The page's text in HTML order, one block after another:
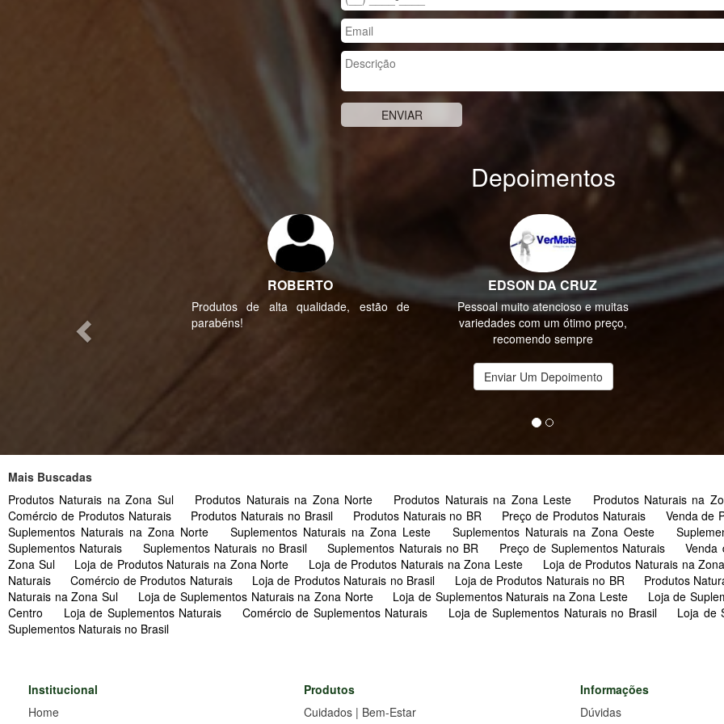
Depoimentos
EDSON DA CRUZ
Pessoal muito atencioso e muitas
variedades com um ótimo preço,
ROBERTO
Produtos de alta qualidade, estão de
parabéns!
Enviar Um Depoimento
Mais Buscadas
Produtos Naturais na Zona Sul
Produtos Naturais na Zona Norte Produtos Naturais na Zona Leste
Produtos Naturais na
Comércio de Produtos Naturais
Produtos Naturais no Brasil Produtos Naturais no BR Preço de Produtos Naturais
Venda de
Suplementos Naturais na Zona Norte
Suplementos Naturais na Zona Leste Suplementos Naturais na Zona Oeste
Suplementos Naturais
Suplementos Naturais no Brasil Suplementos Naturais no BR Preço de Suplementos Naturais
Venda
Zona Sul
Loja de Produtos Naturais na Zona Norte Loja de Produtos Naturais na Zona Leste
Loja de Produtos Naturais na
Naturais
Comércio de Produtos Naturais Loja de Produtos Naturais no Brasil Loja de Produtos Naturais no BR
Produtos
Naturais na Zona Sul
Loja de Suplementos Naturais na Zona Norte Loja de Suplementos Naturais na Zona Leste
Loja de
Centro
Loja de Suplementos Naturais Comércio de Suplementos Naturais Loja de Suplementos Naturais no Brasil
Loja de
Suplementos Naturais no Brasil
Institucional
Home
Produtos
Cuidados | Bem-Estar
Informações
Dúvidas